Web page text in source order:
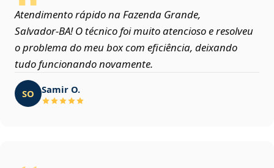
Atendimento rápido na Fazenda Grande,
Salvador‑BA! O técnico foi muito atencioso e resolveu
o problema do meu box com eficiência, deixando
tudo funcionando novamente.
SO Samir O.